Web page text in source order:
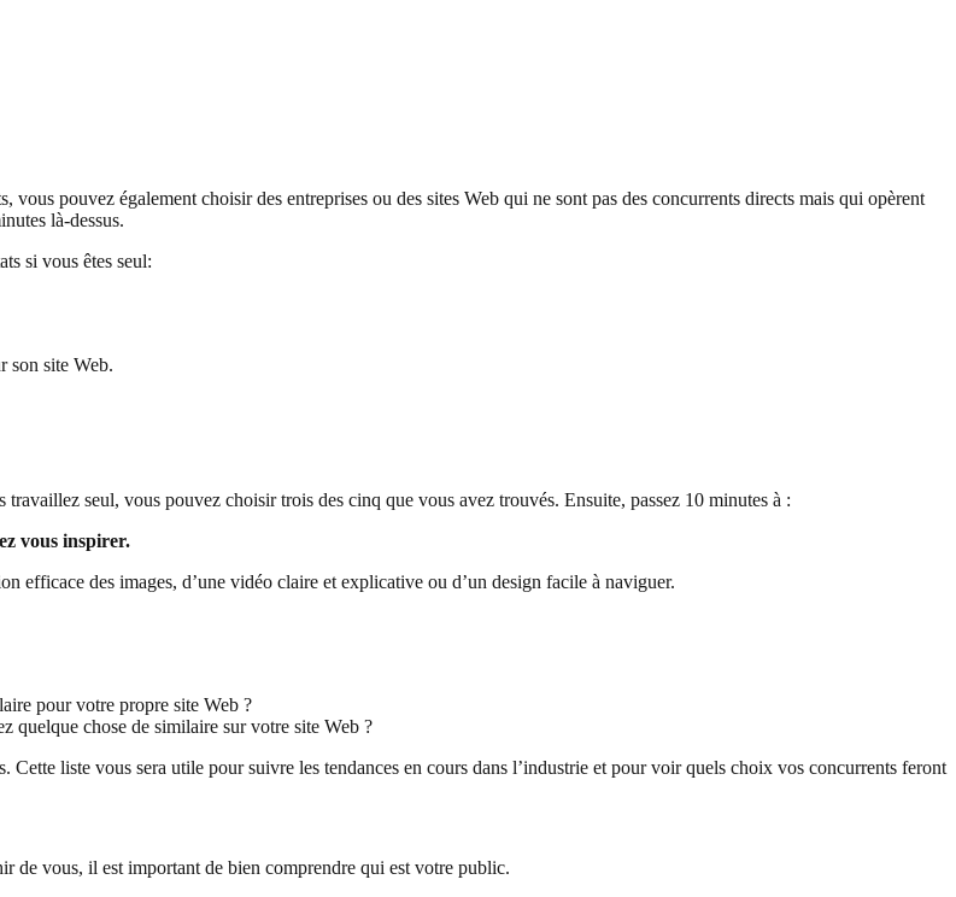
pouvez également choisir des entreprises ou des sites Web qui ne sont pas des concurrents directs mais qui opèrent
là-dessus.
si vous êtes seul:
son site Web.
seul, vous pouvez choisir trois des cinq que vous avez trouvés. Ensuite, passez 10 minutes à :
vous inspirer.
efficace des images, d’une vidéo claire et explicative ou d’un design facile à naviguer.
pour votre propre site Web ?
quelque chose de similaire sur votre site Web ?
liste vous sera utile pour suivre les tendances en cours dans l’industrie et pour voir quels choix vos concurrents feront
de vous, il est important de bien comprendre qui est votre public.